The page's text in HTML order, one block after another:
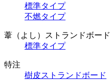
標準タイプ
不燃タイプ
葦（よし）ストランドボード
標準タイプ
特注
樹皮ストランドボード